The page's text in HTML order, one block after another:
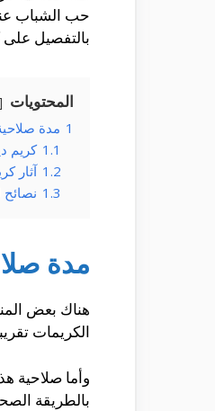
حب الشباب
بالتفصيل
المحتويات
1 مدة
1.1 كريم
1.2 آثار
1.3 نصائح
مدة
هناك بعض
الكريمات
وأما صلاحية
بالطريقة